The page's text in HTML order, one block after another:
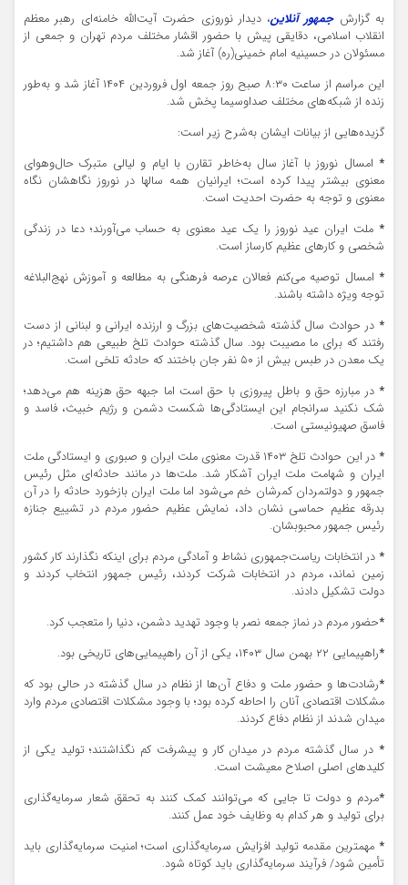
به گزارشجمهور آنلاین، دیدار نوروزی حضرت آیت‌الله خامنه‌ای رهبر معظم
انقلاب اسلامی، دقایقی پیش با حضور اقشار مختلف مردم تهران و جمعی از
مسئولان در حسینیه امام خمینی(ره) آغاز شد.
این مراسم از ساعت ۸:۳۰ صبح روز جمعه اول فروردین ۱۴۰۴ آغاز شد و به‌طور
زنده از شبکه‌های مختلف صداوسیما پخش شد.
گزیده‌هایی از بیانات ایشان به‌شرح زیر است:
* امسال نوروز با آغاز سال به‌خاطر تقارن با ایام و لیالی متبرک حال‌وهوای
معنوی بیشتر پیدا کرده است؛ ایرانیان همه سالها در نوروز نگاهشان نگاه
معنوی و توجه به حضرت احدیت است.
* ملت ایران عید نوروز را یک عید معنوی به حساب می‌آورند؛ دعا در زندگی
شخصی و کارهای عظیم کارساز است.
* امسال توصیه می‌کنم فعالان عرصه فرهنگی به مطالعه و آموزش نهج‌البلاغه
توجه ویژه داشته باشند.
* در حوادث سال گذشته شخصیت‌های بزرگ و ارزنده ایرانی و لبنانی از دست
رفتند که برای ما مصیبت بود. سال گذشته حوادث تلخ طبیعی هم داشتیم؛ در
یک معدن در طبس بیش از ۵۰ نفر جان باختند که حادثه تلخی است.
* در مبارزه حق و باطل پیروزی با حق است اما جبهه حق هزینه هم می‌دهد؛
شک نکنید سرانجام این ایستادگی‌ها شکست دشمن و رژیم خبیث، فاسد و
فاسق صهیونیستی است.
*
در این حوادث تلخ ۱۴۰۳ قدرت معنوی ملت ایران و صبوری و ایستادگی ملت
ایران و شهامت ملت ایران آشکار شد. ملت‌ها در مانند حادثه‌ای مثل رئیس
جمهور و دولتمردان کمرشان خم می‌شود اما ملت ایران بازخورد حادثه را در آن
بدرقه عظیم حماسی نشان داد، نمایش عظیم حضور مردم در تشییع جنازه
رئیس جمهور محبوبشان.
* در انتخابات ریاست‌جمهوری نشاط و آمادگی مردم برای اینکه نگذارند کار کشور
زمین نماند، مردم در انتخابات شرکت کردند، رئیس جمهور انتخاب کردند و
دولت تشکیل دادند.
*حضور مردم در نماز جمعه نصر با وجود تهدید دشمن، دنیا را متعجب کرد.
*راهپیمایی ۲۲ بهمن سال ۱۴۰۳، یکی از آن راهپیمایی‌های تاریخی بود.
*رشادت‌ها و حضور ملت و دفاع آن‌ها از نظام در سال گذشته در حالی بود که
مشکلات اقتصادی آنان را احاطه کرده بود؛ با وجود مشکلات اقتصادی مردم وارد
میدان شدند از نظام دفاع کردند.
* در سال گذشته مردم در میدان کار و پیشرفت کم نگذاشتند؛ تولید یکی از
کلیدهای اصلی اصلاح معیشت است.
*مردم و دولت تا جایی که می‌توانند کمک کنند به تحقق شعار سرمایه‌گذاری
برای تولید و هر کدام به وظایف خود عمل کنند.
* مهمترین مقدمه تولید افزایش سرمایه‌گذاری است؛ امنیت سرمایه‌گذاری باید
تأمین شود/ فرآیند سرمایه‌گذاری باید کوتاه شود.